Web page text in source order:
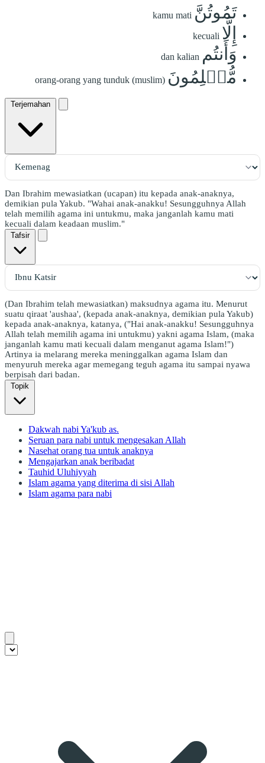
تَمُوتُنَّ kamu mati
إِلَّا kecuali
وَأَنتُم dan kalian
مُّسۡلِمُونَ orang-orang yang tunduk (muslim)
Terjemahan
Dan Ibrahim mewasiatkan (ucapan) itu kepada anak-anaknya,
demikian pula Yakub. "Wahai anak-anakku! Sesungguhnya Allah
telah memilih agama ini untukmu, maka janganlah kamu mati
kecuali dalam keadaan muslim."
Tafsir
(Dan Ibrahim telah mewasiatkan) maksudnya agama itu. Menurut
suatu qiraat 'aushaa', (kepada anak-anaknya, demikian pula Yakub)
kepada anak-anaknya, katanya, ("Hai anak-anakku! Sesungguhnya
Allah telah memilih agama ini untukmu) yakni agama Islam, (maka
janganlah kamu mati kecuali dalam menganut agama Islam!")
Artinya ia melarang mereka meninggalkan agama Islam dan
menyuruh mereka agar memegang teguh agama itu sampai nyawa
berpisah dari badan.
Topik
Dakwah nabi Ya'kub as.
Seruan para nabi untuk mengesakan Allah
Nasehat orang tua untuk anaknya
Mengajarkan anak beribadat
Tauhid Uluhiyyah
Islam agama yang diterima di sisi Allah
Islam agama para nabi